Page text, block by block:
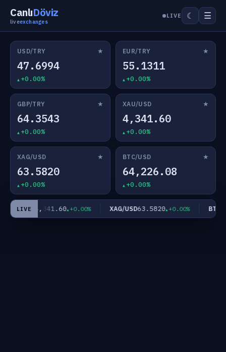
CanlıDöviz
liveexchanges
LIVE ☾ ☰
USD/TRY ★
47.6994
+0.00%
EUR/TRY ★
55.1311
+0.00%
GBP/TRY ★
64.3543
+0.00%
XAU/USD ★
4,341.60
+0.00%
XAG/USD ★
63.5820
+0.00%
BTC/USD ★
64,226.08
+0.00%
LIVE
XAU/USD4,341.60 +0.00% XAG/USD63.5820 +0.00% BTC/